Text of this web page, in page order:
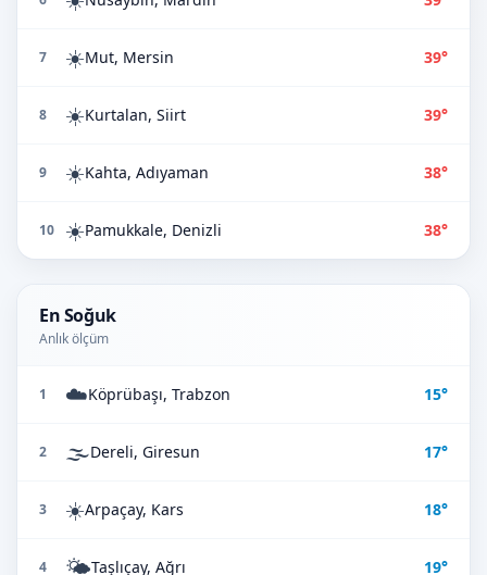
7 ☀️Mut, Mersin 39°
8 ☀️Kurtalan, Siirt 39°
9 ☀️Kahta, Adıyaman 38°
10 ☀️Pamukkale, Denizli 38°
En Soğuk
Anlık ölçüm
1 ☁️Köprübaşı, Trabzon 15°
2 🌫️Dereli, Giresun 17°
3 ☀️Arpaçay, Kars 18°
4 🌤️Taşlıçay, Ağrı 19°